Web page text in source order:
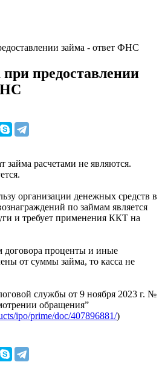
займа - ответ ФНС
предоставлении
займа расчетами не являются.
организации денежных средств в
по займам является
и требует применения ККТ на
договора проценты и иные
от суммы займа, то касса не
службы от 9 ноября 2023 г. №
обращения”
ipo/prime/doc/407896881/)